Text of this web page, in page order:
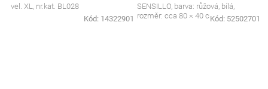
vel. XL, nr.kat. BL028
Kód: 14322901
SENSILLO, barva: růžová, bílá,
rozměr: cca 80 × 40 cmKód: 52502701